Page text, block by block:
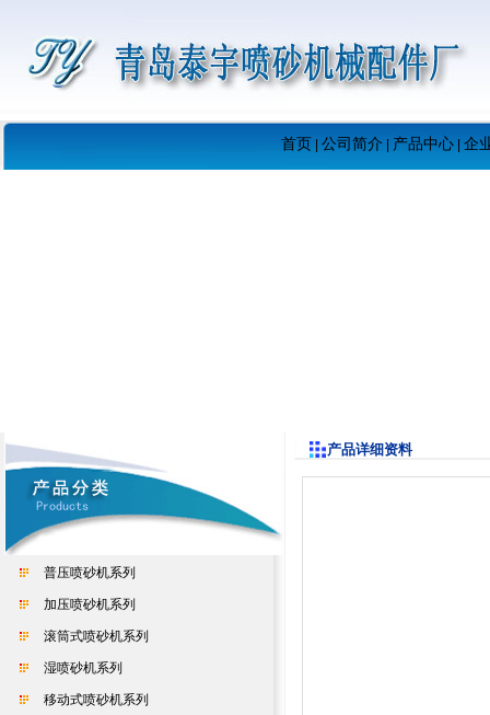
首页 公司简介 产品中心| 企
普压喷砂机系列
加压喷砂机系列
滚筒式喷砂机系列
湿喷砂机系列
移动式喷砂机系列
产品详细资料